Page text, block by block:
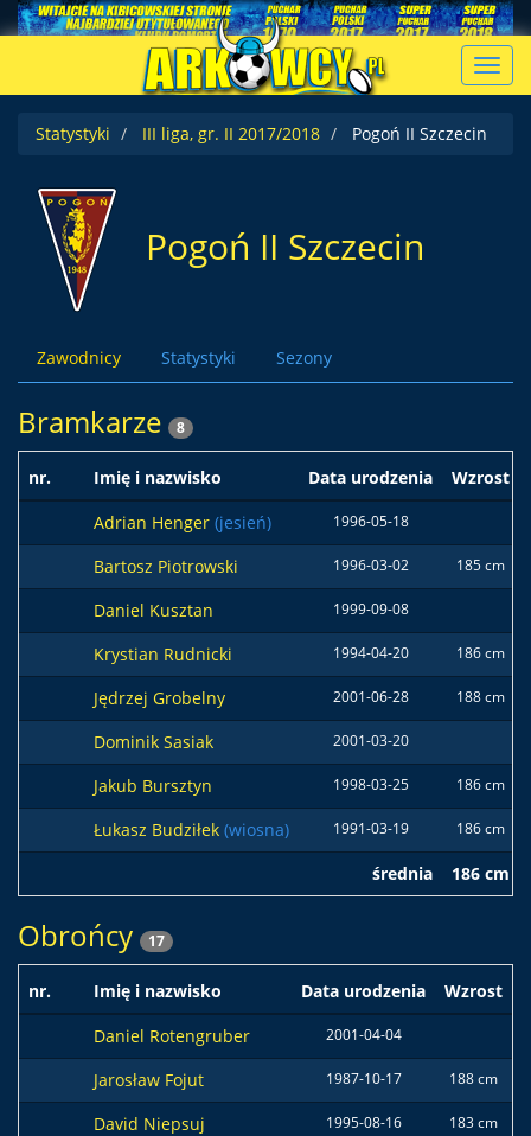
Statystyki
III liga, gr. II 2017/2018 Pogoń II Szczecin
Pogoń II Szczecin
Zawodnicy Statystyki Sezony
Bramkarze 8
nr. Imię i nazwisko Data urodzenia Wzrost
Adrian Henger (jesień) 1996-05-18
Bartosz Piotrowski 1996-03-02 185 cm
Daniel Kusztan 1999-09-08
Krystian Rudnicki 1994-04-20 186 cm
Jędrzej Grobelny 2001-06-28 188 cm
Dominik Sasiak 2001-03-20
Jakub Bursztyn 1998-03-25 186 cm
Łukasz Budziłek (wiosna) 1991-03-19 186 cm
średnia 186 cm
Obrońcy 17
nr. Imię i nazwisko Data urodzenia Wzrost
Daniel Rotengruber
2001-04-04
Jarosław Fojut 1987-10-17 188 cm
David Niepsuj 1995-08-16 183 cm